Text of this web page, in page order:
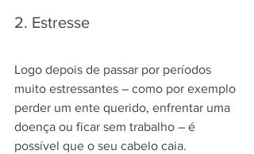
2. Estresse
Logo depois de passar por períodos
muito estressantes – como por exemplo
perder um ente querido, enfrentar uma
doença ou ficar sem trabalho – é
possível que o seu cabelo caia.